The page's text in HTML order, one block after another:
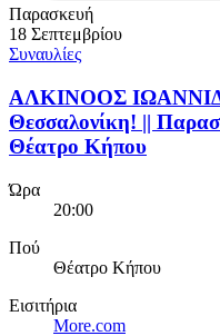
Παρασκευή
18 Σεπτεμβρίου
Συναυλίες
ΑΛΚΙΝΟΟΣ
Θεσσαλονίκη! ||
Θέατρο Κήπου
Ώρα
20:00
Πού
Θέατρο Κήπου
Εισιτήρια
More.com